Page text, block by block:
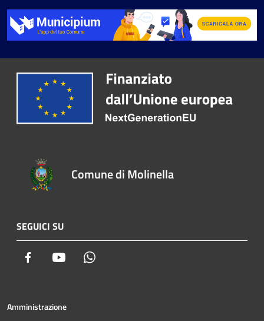
Comune di Molinella
SEGUICI SU
Facebook Youtube
Amministrazione